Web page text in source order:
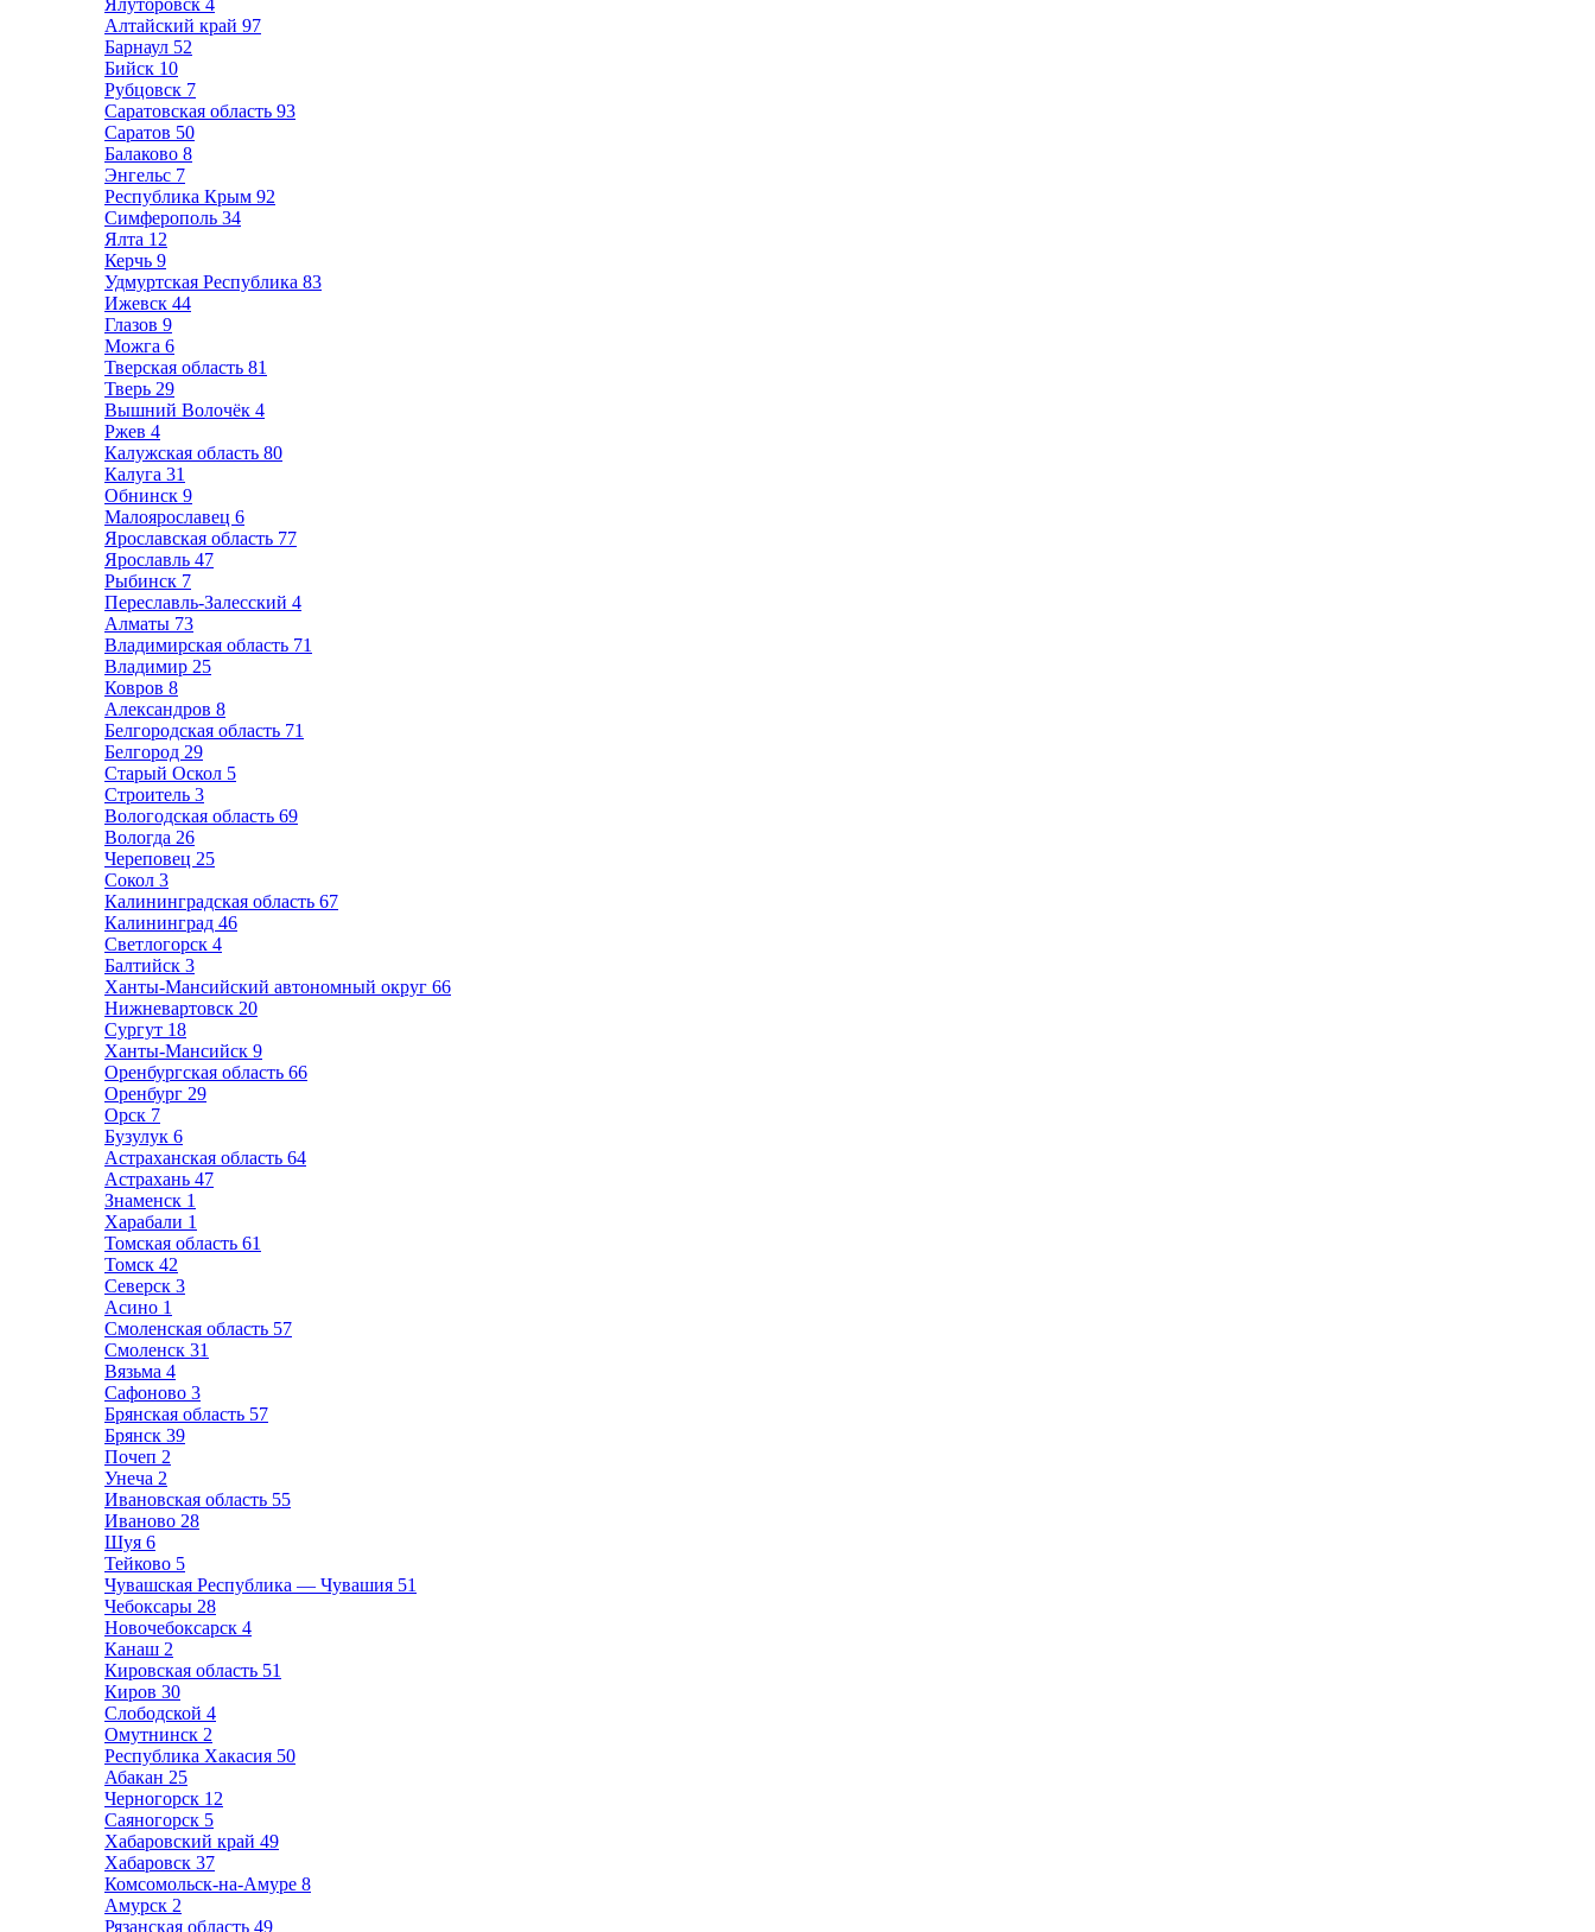
Ялуторовск 4
Алтайский край 97
Барнаул 52
Бийск 10
Рубцовск 7
Саратовская область 93
Саратов 50
Балаково 8
Энгельс 7
Республика Крым 92
Симферополь 34
Ялта 12
Керчь 9
Удмуртская Республика 83
Ижевск 44
Глазов 9
Можга 6
Тверская область 81
Тверь 29
Вышний Волочёк 4
Ржев 4
Калужская область 80
Калуга 31
Обнинск 9
Малоярославец 6
Ярославская область 77
Ярославль 47
Рыбинск 7
Переславль-Залесский 4
Алматы 73
Владимирская область 71
Владимир 25
Ковров 8
Александров 8
Белгородская область 71
Белгород 29
Старый Оскол 5
Строитель 3
Вологодская область 69
Вологда 26
Череповец 25
Сокол 3
Калининградская область 67
Калининград 46
Светлогорск 4
Балтийск 3
Ханты-Мансийский автономный округ 66
Нижневартовск 20
Сургут 18
Ханты-Мансийск 9
Оренбургская область 66
Оренбург 29
Орск 7
Бузулук 6
Астраханская область 64
Астрахань 47
Знаменск 1
Харабали 1
Томская область 61
Томск 42
Северск 3
Асино 1
Смоленская область 57
Смоленск 31
Вязьма 4
Сафоново 3
Брянская область 57
Брянск 39
Почеп 2
Унеча 2
Ивановская область 55
Иваново 28
Шуя 6
Тейково 5
Чувашская Республика — Чувашия 51
Чебоксары 28
Новочебоксарск 4
Канаш 2
Кировская область 51
Киров 30
Слободской 4
Омутнинск 2
Республика Хакасия 50
Абакан 25
Черногорск 12
Саяногорск 5
Хабаровский край 49
Хабаровск 37
Комсомольск-на-Амуре 8
Амурск 2
Рязанская область 49